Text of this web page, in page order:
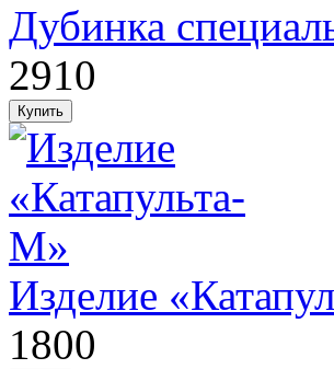
Дубинка
2910
Изделие
1800